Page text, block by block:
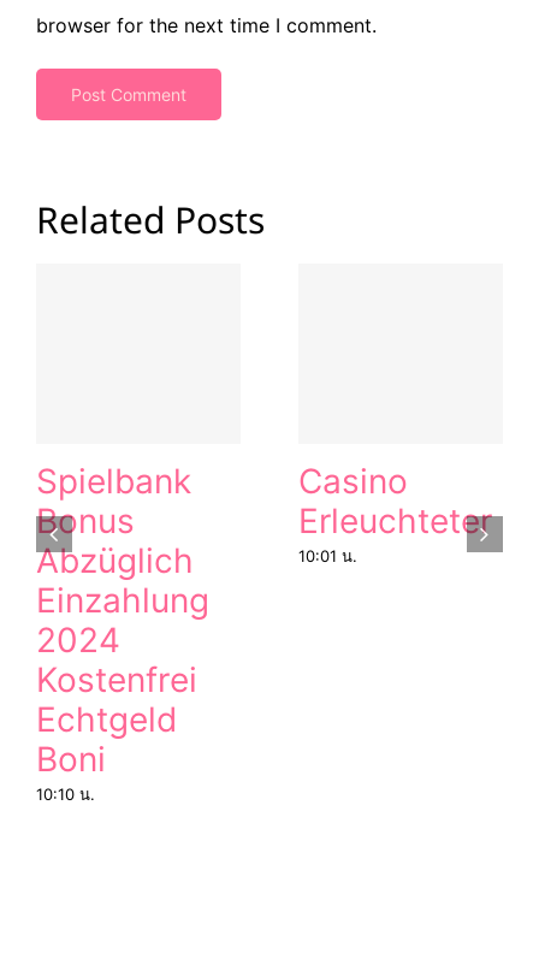
browser for the next time I comment.
Related Posts
Spielbank
Bonus
Abzüglich
Einzahlung
2024
Kostenfrei
Echtgeld
Boni
10:10 น.
Casino
Erleuchteter
10:01 น.